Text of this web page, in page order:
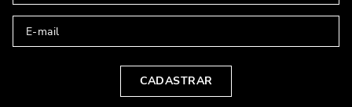
CADASTRAR